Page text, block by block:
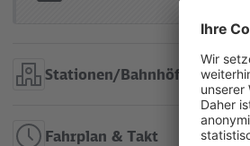
Stationen/Bahnhöfe (27)
Fahrplan & Takt